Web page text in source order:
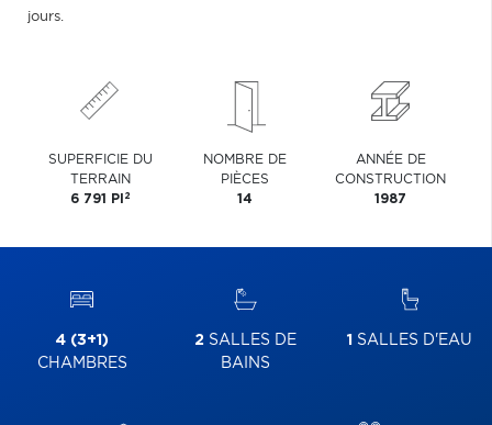
jours.
SUPERFICIE DU
TERRAIN
6 791 PI 2
NOMBRE DE
PIÈCES
14
ANNÉE DE
CONSTRUCTION
1987
4 (3+1)
CHAMBRES
2 SALLES DE
BAINS
1 SALLES D'EAU